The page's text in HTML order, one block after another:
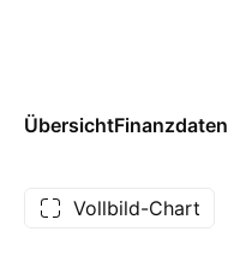
ÜbersichtFinanzdaten
Vollbild-Chart